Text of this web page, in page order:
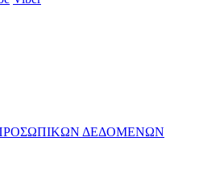
ΔΕΔΟΜΕΝΩΝ